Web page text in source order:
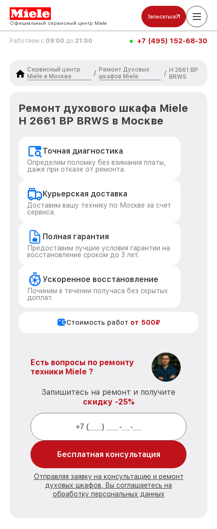
Официальный сервисный центр Miele
Записаться
Работаем с 09:00 до 21:00 +7 (495) 152-68-30
Сервисный центр
Miele в Москве
/
Ремонт Духовых
шкафов Miele
/ H 2661 BP
BRWS
Ремонт духового шкафа Miele
H 2661 BP BRWS в Москве
Точная диагностика
Определим поломку без взимания платы,
даже при отказе от ремонта.
Курьерская доставка
Доставим вашу технику по Москве за счет
сервиса.
Полная гарантия
Предоставим лучшие условия гарантии на
восстановление сроком до 3 лет.
Ускоренное восстановление
Починим в течении получаса без скрытых
доплат.
Стоимость работ от 500₽
Есть вопросы по ремонту
техники Miele ?
Запишитесь на ремонт и получите
скидку -25%
Бесплатная консультация
Отправляя заявку на консультацию и ремонт
духовых шкафов, Вы соглашаетесь на
обработку персональных данных